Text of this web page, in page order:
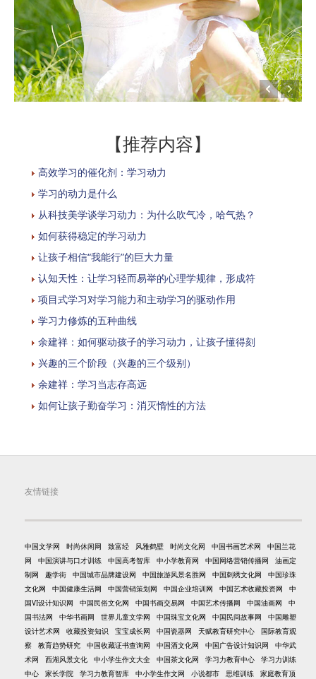
【推荐内容】
高效学习的催化剂：学习动力
学习的动力是什么
从科技美学谈学习动力：为什么吹气冷，哈气热？
如何获得稳定的学习动力
让孩子相信“我能行”的巨大力量
认知天性：让学习轻而易举的心理学规律，形成符
项目式学习对学习能力和主动学习的驱动作用
学习力修炼的五种曲线
余建祥：如何驱动孩子的学习动力，让孩子懂得刻
兴趣的三个阶段（兴趣的三个级别）
余建祥：学习当志存高远
如何让孩子勤奋学习：消灭惰性的方法
友情链接
中国文学网 时尚休闲网 致富经 风雅鹤壁 时尚文化网 中国书画艺术网
中国兰花
网
中国演讲与口才训练 中国高考智库 中小学教育网 中国网络营销传播网
油画定
制网
趣学街 中国城市品牌建设网 中国旅游风景名胜网 中国刺绣文化网
中国珍珠
文化网
中国健康生活网 中国营销策划网 中国企业培训网 中国艺术收藏投资网
中
国VI设计知识网
中国民俗文化网 中国书画交易网 中国艺术传播网 中国油画网
中
国书法网
中华书画网 世界儿童文学网 中国珠宝文化网 中国民间故事网
中国雕塑
设计艺术网
收藏投资知识 宝宝成长网 中国瓷器网 天赋教育研究中心
国际教育观
察
教育趋势研究 中国收藏证书查询网 中国酒文化网 中国广告设计知识网
中华武
术网
西湖风景文化 中小学生作文大全 中国茶文化网 学习力教育中心
学习力训练
中心
家长学院 学习力教育智库 中小学生作文网 小说都市 思维训练 家庭教育顶